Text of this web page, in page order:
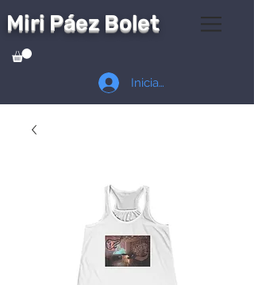
Miri Páez Bolet
Iniciar sesión